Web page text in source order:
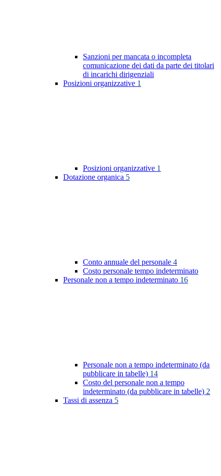
Sanzioni per mancata o incompleta
comunicazione dei dati da parte dei titolari
di incarichi dirigenziali
Posizioni organizzative 1
Posizioni organizzative 1
Dotazione organica 5
Conto annuale del personale 4
Costo personale tempo indeterminato
Personale non a tempo indeterminato 16
Personale non a tempo indeterminato (da
pubblicare in tabelle) 14
Costo del personale non a tempo
indeterminato (da pubblicare in tabelle) 2
Tassi di assenza 5